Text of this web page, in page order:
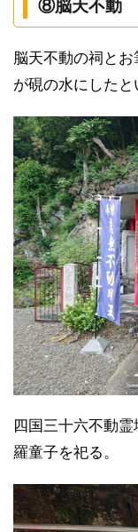
⑧脳天不動
脳天不動の祠と
が硯の水にした
四国三十六不動
羅童子を祀る。